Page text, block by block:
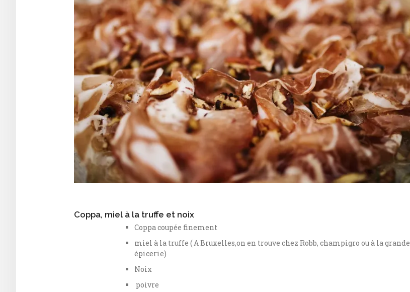
Coppa, miel à la truffe et noix
Coppa coupée finement
miel à la truffe ( A Bruxelles,on en trouve chez Robb, champigro ou à la grande
épicerie)
Noix
poivre